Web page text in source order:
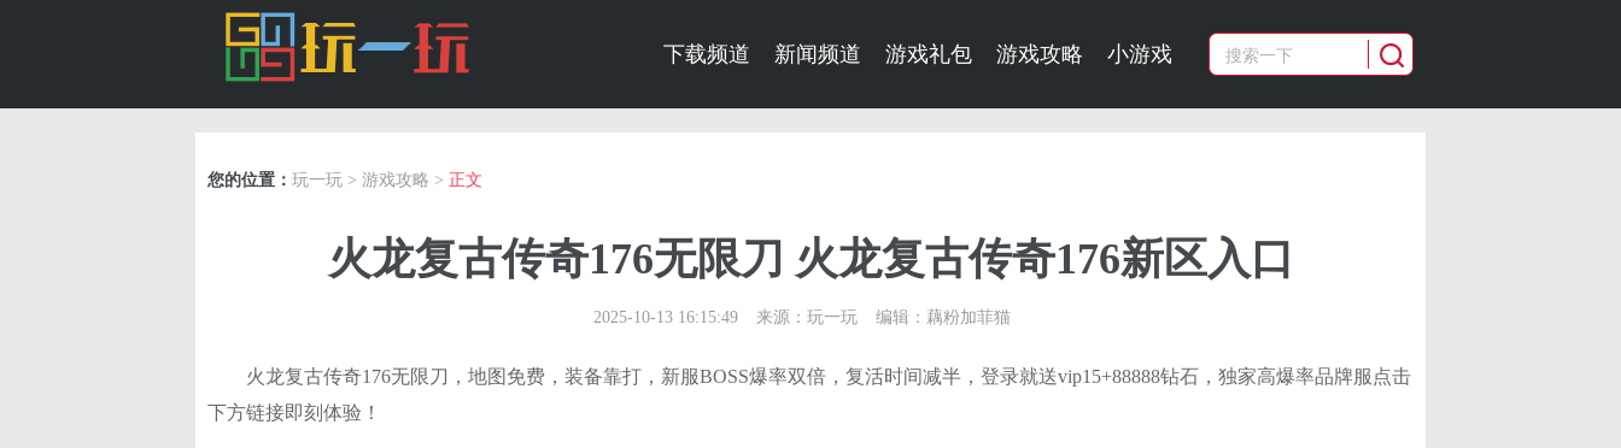
下载频道 新闻频道 游戏礼包 游戏攻略 小游戏
您的位置： 玩一玩 > 游戏攻略 > 正文
火龙复古传奇176无限刀 火龙复古传奇176新区入口
2025-10-13 16:15:49 来源：玩一玩 编辑：藕粉加菲猫
火龙复古传奇176无限刀，地图免费， 装备靠打 ，新服BOSS爆率双倍，复活时间减半，登录就送vip15+88888钻石，独家高爆率品牌服点击
下方链接即刻体验！